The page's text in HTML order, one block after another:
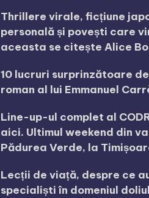
Thrillere virale, ficțiune
personală și povești care
aceasta se citește Alice
10 lucruri surprinzătoare
roman al lui Emmanuel
Line-up-ul complet al
aici. Ultimul weekend din
Pădurea Verde, la
Lecții de viață, despre ce
specialiști în domeniul